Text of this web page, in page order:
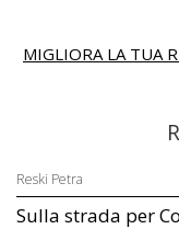
MIGLIORA LA TUA
Reski Petra
Sulla strada per